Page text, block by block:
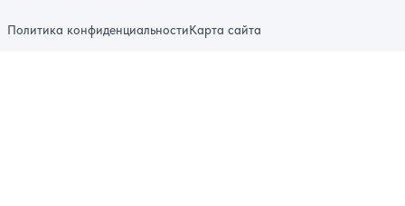
Политика конфиденциальностиКарта сайта